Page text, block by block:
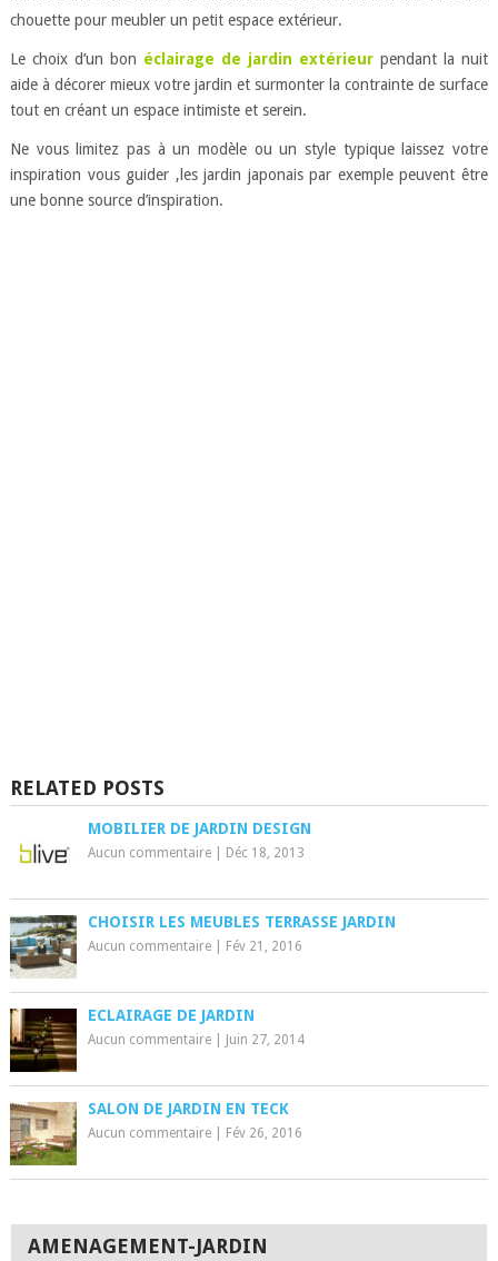
chouette pour meubler un petit espace extérieur.
Le choix d’un bon éclairage de jardin extérieur pendant la nuit
aide à décorer mieux votre jardin et surmonter la contrainte de surface
tout en créant un espace intimiste et serein.
Ne vous limitez pas à un modèle ou un style typique laissez votre
inspiration vous guider ,les jardin japonais par exemple peuvent être
une bonne source d’inspiration.
RELATED POSTS
MOBILIER DE JARDIN DESIGN
Aucun commentaire| Déc 18, 2013
CHOISIR LES MEUBLES TERRASSE JARDIN
Aucun commentaire| Fév 21, 2016
ECLAIRAGE DE JARDIN
Aucun commentaire| Juin 27, 2014
SALON DE JARDIN EN TECK
Aucun commentaire| Fév 26, 2016
AMENAGEMENT-JARDIN